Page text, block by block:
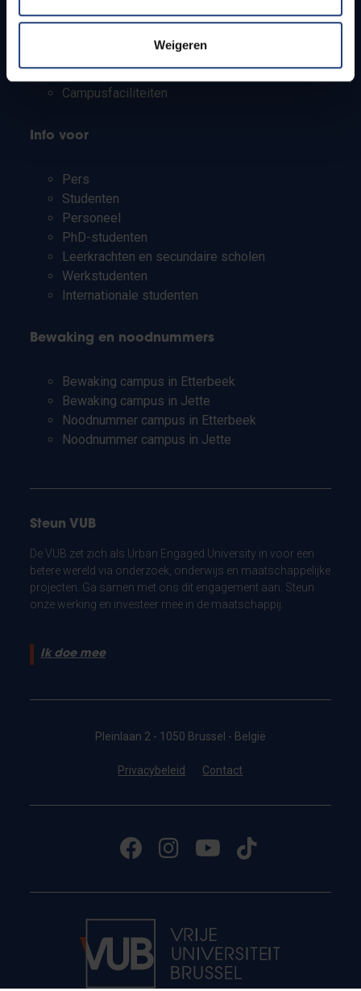
Weigeren
Jobs
Onderzoeksgroepen
Campusfaciliteiten
Info voor
Pers
Studenten
Personeel
PhD-studenten
Leerkrachten en secundaire scholen
Werkstudenten
Internationale studenten
Bewaking en noodnummers
Bewaking campus in Etterbeek
Bewaking campus in Jette
Noodnummer campus in Etterbeek
Noodnummer campus in Jette
Steun VUB
De VUB zet zich als Urban Engaged University in voor een
betere wereld via onderzoek, onderwijs en maatschappelijke
projecten. Ga samen met ons dit engagement aan. Steun
onze werking en investeer mee in de maatschappij.
Ik doe mee
Pleinlaan 2 - 1050 Brussel - België
Privacybeleid Contact